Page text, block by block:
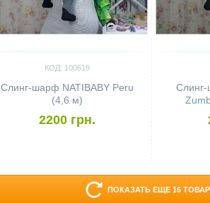
КОД: 100619
Слинг-шарф NATIBABY Peru
(4,6 м)
2200 грн.
ПОКАЗАТЬ ЕЩЕ 16